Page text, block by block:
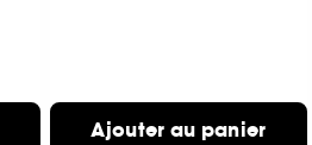
Ajouter au panier